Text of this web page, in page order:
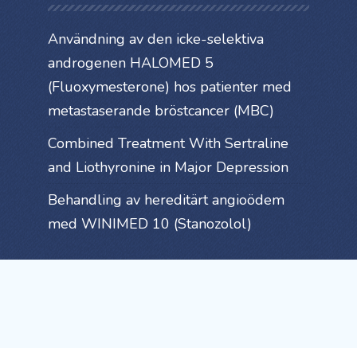
Användning av den icke-selektiva
androgenen HALOMED 5
(Fluoxymesterone) hos patienter med
metastaserande bröstcancer (MBC)
Combined Treatment With Sertraline
and Liothyronine in Major Depression
Behandling av hereditärt angioödem
med WINIMED 10 (Stanozolol)